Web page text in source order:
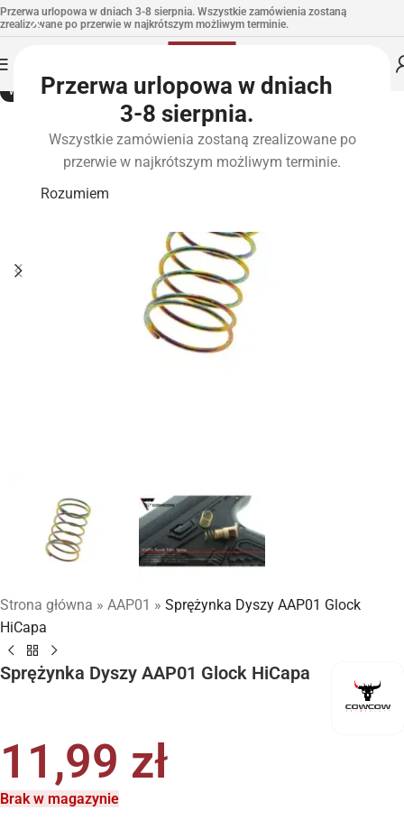
Przerwa urlopowa w dniach
3-8 sierpnia.
Wszystkie zamówienia zostaną zrealizowane po
przerwie w najkrótszym możliwym terminie.
Rozumiem
Przerwa urlopowa w dniach 3-8 sierpnia. Wszystkie zamówienia zostaną
zrealizowane po przerwie w najkrótszym możliwym terminie.
WYPRZEDANE
Strona główna » AAP01 » Sprężynka Dyszy AAP01 Glock
HiCapa
Sprężynka Dyszy AAP01 Glock HiCapa
11,99 zł
Brak w magazynie